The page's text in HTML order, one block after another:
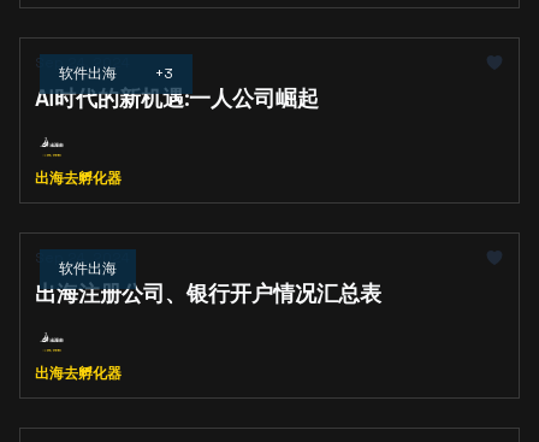
软件出海 +3
Sep 24, 2024
AI时代的新机遇:一人公司崛起
出海去孵化器
软件出海
Sep 24, 2024
出海注册公司、银行开户情况汇总表
出海去孵化器